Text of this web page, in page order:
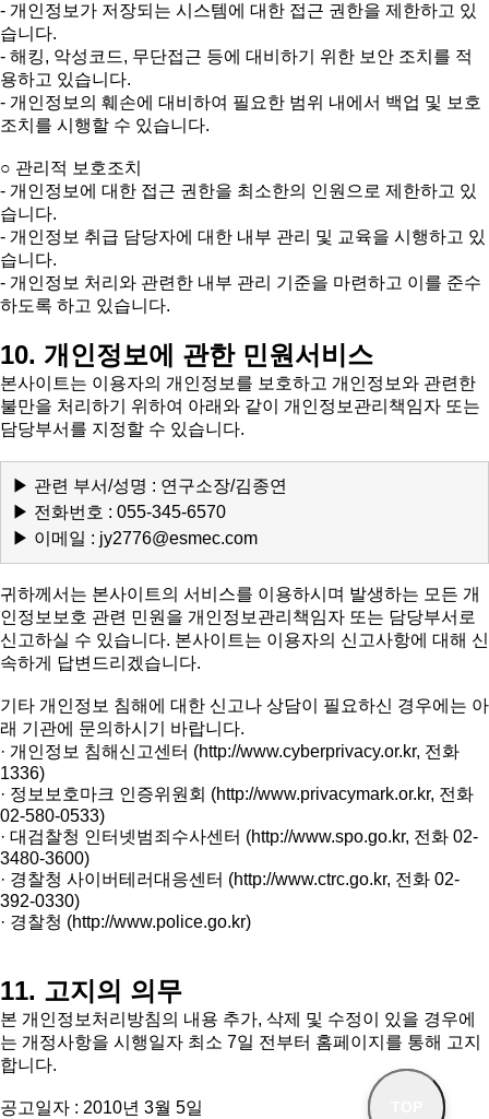
- 개인정보가 저장되는 시스템에 대한 접근 권한을 제한하고 있
습니다.
- 해킹, 악성코드, 무단접근 등에 대비하기 위한 보안 조치를 적
용하고 있습니다.
- 개인정보의 훼손에 대비하여 필요한 범위 내에서 백업 및 보호
조치를 시행할 수 있습니다.
○ 관리적 보호조치
- 개인정보에 대한 접근 권한을 최소한의 인원으로 제한하고 있
습니다.
- 개인정보 취급 담당자에 대한 내부 관리 및 교육을 시행하고 있
습니다.
- 개인정보 처리와 관련한 내부 관리 기준을 마련하고 이를 준수
하도록 하고 있습니다.
10. 개인정보에 관한 민원서비스
본사이트는 이용자의 개인정보를 보호하고 개인정보와 관련한
불만을 처리하기 위하여 아래와 같이 개인정보관리책임자 또는
담당부서를 지정할 수 있습니다.
▶ 관련 부서/성명 : 연구소장/김종연
▶ 전화번호 : 055-345-6570
▶ 이메일 : jy2776@esmec.com
귀하께서는 본사이트의 서비스를 이용하시며 발생하는 모든 개
인정보보호 관련 민원을 개인정보관리책임자 또는 담당부서로
신고하실 수 있습니다. 본사이트는 이용자의 신고사항에 대해 신
속하게 답변드리겠습니다.
기타 개인정보 침해에 대한 신고나 상담이 필요하신 경우에는 아
래 기관에 문의하시기 바랍니다.
· 개인정보 침해신고센터 (http://www.cyberprivacy.or.kr, 전화
1336)
· 정보보호마크 인증위원회 (http://www.privacymark.or.kr, 전화
02-580-0533)
· 대검찰청 인터넷범죄수사센터 (http://www.spo.go.kr, 전화 02-
3480-3600)
· 경찰청 사이버테러대응센터 (http://www.ctrc.go.kr, 전화 02-
392-0330)
· 경찰청 (http://www.police.go.kr)
11. 고지의 의무
본 개인정보처리방침의 내용 추가, 삭제 및 수정이 있을 경우에
는 개정사항을 시행일자 최소 7일 전부터 홈페이지를 통해 고지
합니다.
공고일자 : 2010년 3월 5일